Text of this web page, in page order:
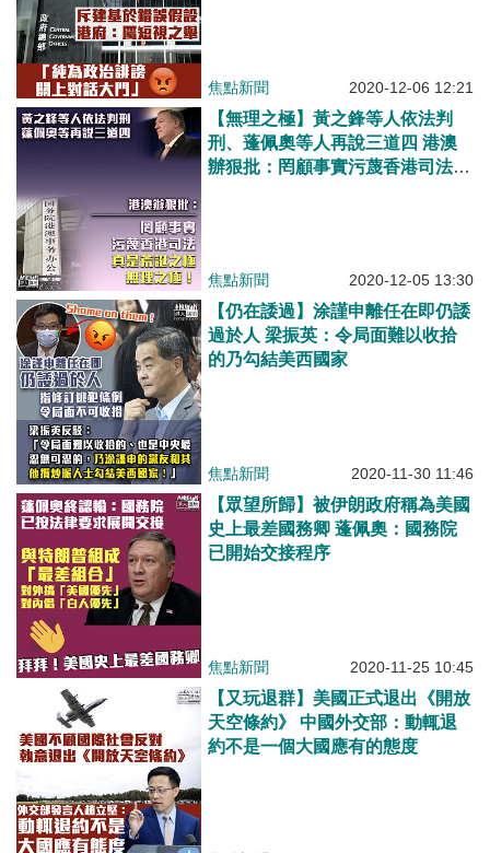
焦點新聞 2020-12-06 12:21
【無理之極】黃之鋒等人依法判
刑、蓬佩奧等人再說三道四 港澳
辦狠批：罔顧事實污蔑香港司法荒
焦點新聞 2020-12-05 13:30
【仍在諉過】涂謹申離任在即仍諉
過於人 梁振英：令局面難以收拾
的乃勾結美西國家
焦點新聞 2020-11-30 11:46
【眾望所歸】被伊朗政府稱為美國
史上最差國務卿 蓬佩奧：國務院
已開始交接程序
焦點新聞 2020-11-25 10:45
【又玩退群】美國正式退出《開放
天空條約》 中國外交部：動輒退
約不是一個大國應有的態度